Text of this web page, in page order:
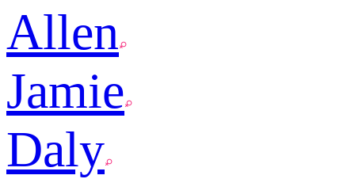
Allen
Jamie
Daly